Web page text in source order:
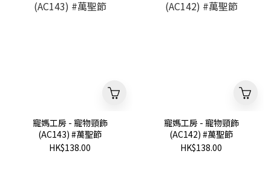
寵媽工房 - 寵物頸飾
(AC143) #萬聖節
HK$138.00
寵媽工房 - 寵物頸飾
(AC142) #萬聖節
HK$138.00